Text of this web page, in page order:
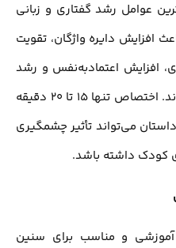
عوامل رشد گفتاری و زبانی
افزایش دایره واژگان، تقویت
افزایش اعتمادبه‌نفس و رشد
مهارت‌های ارتباطی کودک می‌شوند. اختصاص تنها 15 تا 20 دقیقه
می‌تواند تأثیر چشمگیری
کودک داشته باشد.
آموزشی و مناسب برای سنین